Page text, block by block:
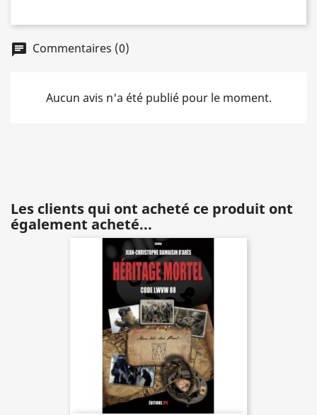
chat Commentaires (0)
Aucun avis n'a été publié pour le moment.
Les clients qui ont acheté ce produit ont
également acheté...